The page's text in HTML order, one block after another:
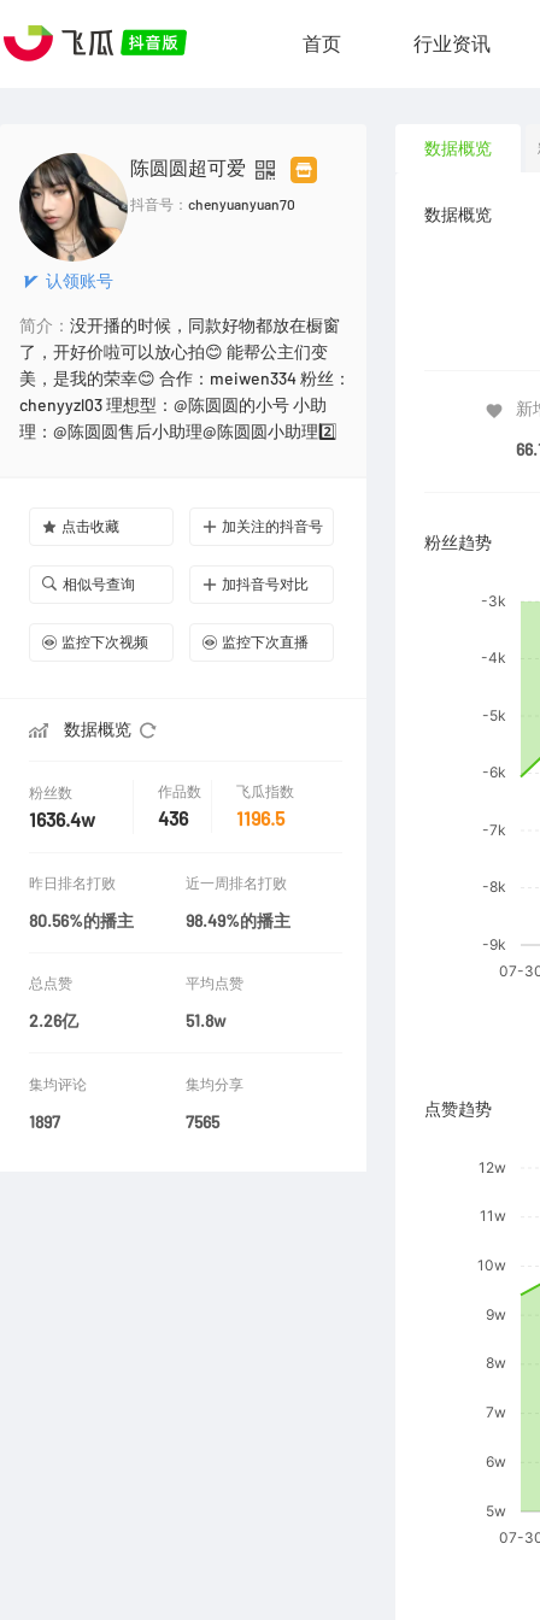
首页 行业资讯
认领账号
陈圆圆超可爱
抖音号： chenyuanyuan70
简介： 没开播的时候，同款好物都放在橱窗
了，开好价啦可以放心拍😊 能帮公主们变
美，是我的荣幸😊 合作：meiwen334 粉丝：
chenyyzl03 理想型：@陈圆圆的小号 小助
理：@陈圆圆售后小助理@陈圆圆小助理2️⃣
点击收藏 加关注的抖音号
相似号查询 加抖音号对比
监控下次视频 监控下次直播
数据概览
粉丝数
1636.4w
作品数
436
飞瓜指数
1196.5
昨日排名打败
80.56%的播主
近一周排名打败
98.49%的播主
总点赞
2.26亿
平均点赞
51.8w
集均评论
1897
集均分享
7565
数据概览
数据概览
新
粉丝趋势
点赞趋势